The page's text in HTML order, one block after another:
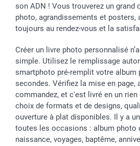
son ADN ! Vous trouverez un grand
photo, agrandissements et posters,
toujours au rendez-vous et la
Créer un livre photo personnalisé
simple. Utilisez le remplissage
smartphoto pré-remplit votre album
secondes. Vérifiez la mise en page,
commandez, et c'est livré en un rien
choix de formats et de designs,
ouverture à plat disponibles. Il y a
toutes les occasions : album photo
naissance, voyages, baptême,